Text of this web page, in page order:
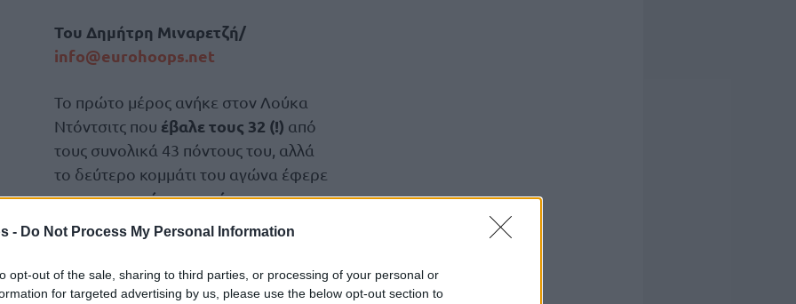
- Do Not Process My Personal Information
opt-out of the sale, sharing to third parties, or processing of your personal or
for targeted advertising by us, please use the below opt-out section to
Του Δημήτρη Μιναρετζή/
info@eurohoops.net
Το πρώτο μέρος ανήκε στον Λούκα
Ντόντσιτς που έβαλε τους 32 (!) από
τους συνολικά 43 πόντους του, αλλά
το δεύτερο κομμάτι του αγώνα έφερε
τις υπογραφές του αγέραστου
ΛεΜπρόν Τζέιμς και του Όστιν Ριβς!
Ο Ντόντσιτς μέτρησε επίσης 13 ασίστ
ριμπάουντ στο ενεργητικό του, έχοντας